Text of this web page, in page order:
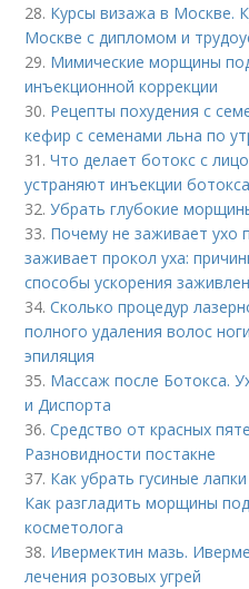
28. Курсы визажа в Москве.
Москве с дипломом и
29. Мимические морщины
инъекционной коррекции
30. Рецепты похудения с
кефир с семенами льна по
31.Что делает ботокс с
устраняют инъекции
32.Убрать глубокие
33. Почему не заживает ухо
заживает прокол уха:
способы ускорения
34.Сколько процедур
полного удаления волос
эпиляция
35. Массаж после Ботокса.
и Диспорта
36.Средство от красных
Разновидности постакне
37. Как убрать гусиные
Как разгладить морщины
косметолога
38. Ивермектин мазь.
лечения розовых угрей